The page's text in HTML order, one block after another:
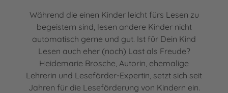
Während die einen Kinder leicht fürs Lesen zu
begeistern sind, lesen andere Kinder nicht
automatisch gerne und gut. Ist für Dein Kind
Lesen auch eher (noch) Last als Freude?
Heidemarie Brosche, Autorin, ehemalige
Lehrerin und Leseförder-Expertin, setzt sich seit
Jahren für die Leseförderung von Kindern ein.